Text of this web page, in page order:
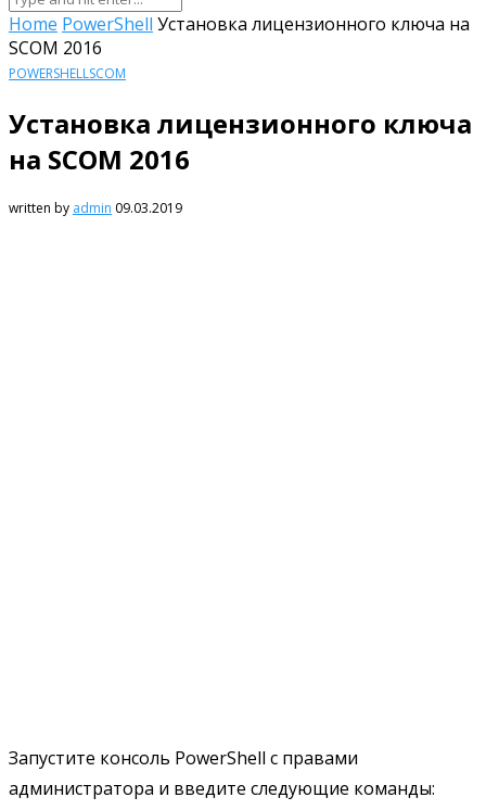
Home PowerShell Установка лицензионного ключа на
SCOM 2016
POWERSHELLSCOM
Установка лицензионного ключа
на SCOM 2016
written by admin 09.03.2019
Запустите консоль PowerShell с правами
администратора и введите следующие команды: